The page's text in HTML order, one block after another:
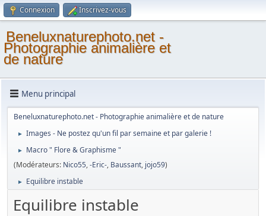
Connexion Inscrivez-vous
Beneluxnaturephoto.net -
Photographie animalière et
de nature
Menu principal
Beneluxnaturephoto.net - Photographie animalière et de nature
► Images - Ne postez qu'un fil par semaine et par galerie !
►
Macro " Flore & Graphisme "
(Modérateurs: Nico55,-Eric-, Baussant, jojo59)
► Equilibre instable
Equilibre instable